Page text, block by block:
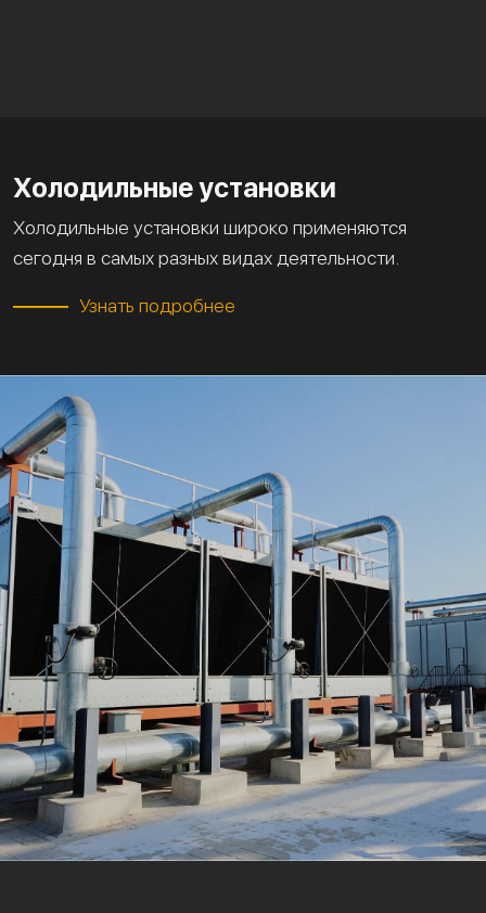
Холодильные установки
Холодильные установки широко применяются
сегодня в самых разных видах деятельности.
Узнать подробнее